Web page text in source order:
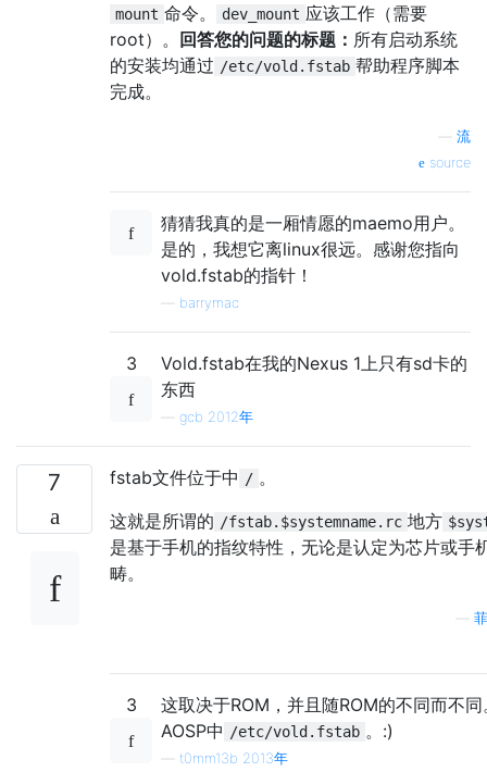
mount 命令。 dev_mount 应该工作（需要
root）。 回答您的问题的标题： 所有启动系统
的安装均通过 /etc/vold.fstab 帮助程序脚本
完成。
流
source
猜猜我真的是一厢情愿的maemo用户。
是的，我想它离linux很远。感谢您指向
vold.fstab的指针！
barrymac
3
Vold.fstab在我的Nexus 1上只有sd卡的
东西
gcb 2012年
7 fstab文件位于中 / 。
这就是所谓的 /fstab.$systemname.rc 地方
是基于手机的指纹特性，无论是认定为芯片或手
畴。
3
这取决于ROM，并且随ROM的不同而不
AOSP中 /etc/vold.fstab 。:)
t0mm13b 2013年